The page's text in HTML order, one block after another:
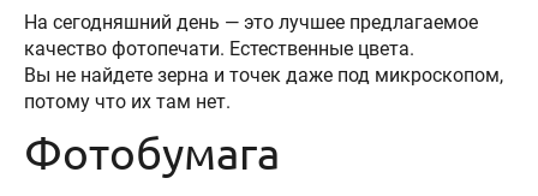
На сегодняшний день — это лучшее предлагаемое
качество фотопечати. Естественные цвета.
Вы не найдете зерна и точек даже под микроскопом,
потому что их там нет.
Фотобумага